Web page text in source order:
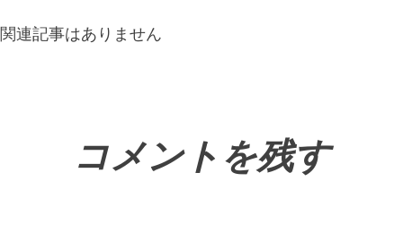
関連記事はありません
コメントを残す